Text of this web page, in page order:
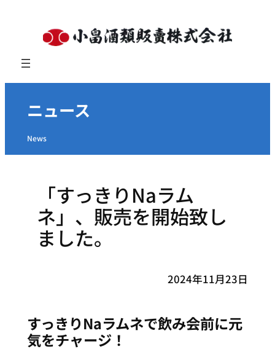
ニュース
News
「すっきりNaラム
ネ」、販売を開始致し
ました。
2024年11月23日
すっきりNaラムネで飲み会前に元
気をチャージ！